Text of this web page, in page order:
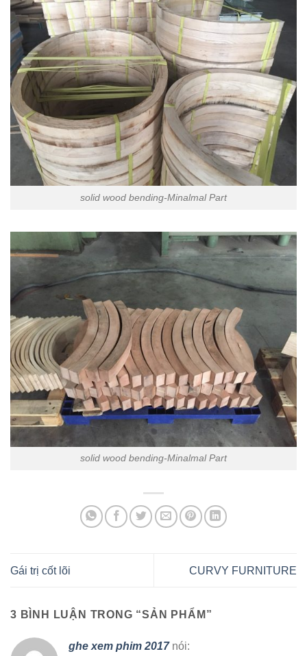
solid wood bending-Minalmal Part
solid wood bending-Minalmal Part
Gái trị cốt lõi CURVY FURNITURE
3 BÌNH LUẬN TRONG “SẢN PHẨM ”
ghe xem phim 2017 nói: